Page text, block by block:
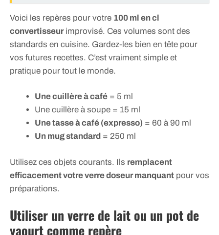
Voici les repères pour votre 100 ml en cl
convertisseurimprovisé. Ces volumes sont des
standards en cuisine. Gardez-les bien en tête pour
vos futures recettes. C’est vraiment simple et
pratique pour tout le monde.
Une cuillère à café = 5 ml
Une cuillère à soupe = 15 ml
Une tasse à café (expresso) = 60 à 90 ml
Un mug standard = 250 ml
Utilisez ces objets courants. Ils remplacent
efficacement votre verre doseur manquant pour vos
préparations.
Utiliser un verre de lait ou un pot de
yaourt comme repère